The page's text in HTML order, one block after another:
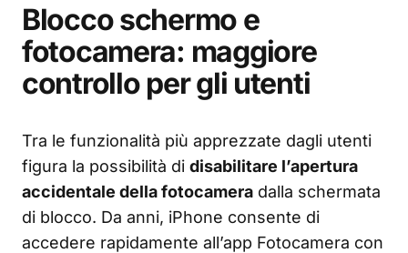
Blocco schermo e
fotocamera: maggiore
controllo per gli utenti
Tra le funzionalità più apprezzate dagli utenti
figura la possibilità di disabilitare l’apertura
accidentale della fotocamera dalla schermata
di blocco. Da anni, iPhone consente di
accedere rapidamente all’app Fotocamera con